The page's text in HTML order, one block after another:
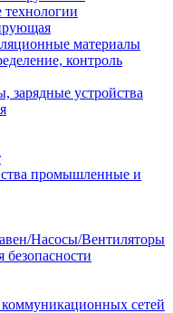
материалы
контроль
зарядные устройства
промышленные и
Насосы/Вентиляторы
безопасности
сетей